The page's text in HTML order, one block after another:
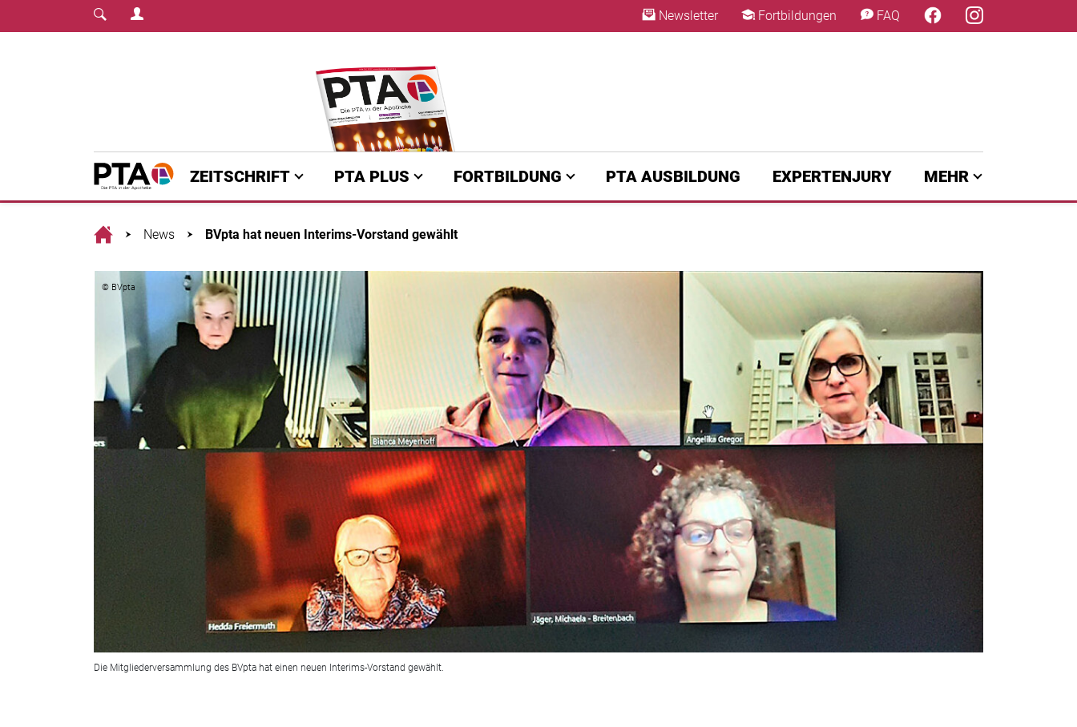
Login Menu Newsletter Fortbildungen FAQ
Home
ZEITSCHRIFT PTA PLUS FORTBILDUNG PTA AUSBILDUNG EXPERTENJURY MEHR
HomeNews BVpta hat neuen Interims-Vorstand gewählt
© BVpta
Die Mitgliederversammlung des BVpta hat einen neuen Interims-Vorstand gewählt.
×